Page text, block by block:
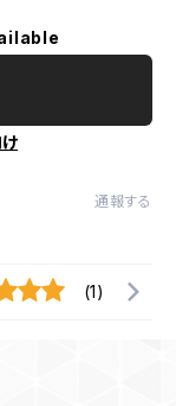
通報する
(1)